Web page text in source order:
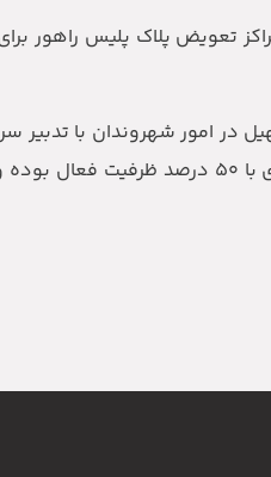
تعویض پلاک پلیس راهور
در امور شهروندان با تدبیر
اندیشیده شده است چراکه با توجه به وضعیت قرمز کرونایی